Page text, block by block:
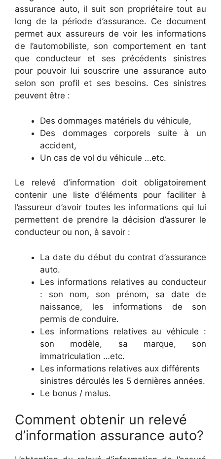
assurance auto, il suit son propriétaire tout au
long de la période d’assurance. Ce document
permet aux assureurs de voir les informations
de l’automobiliste, son comportement en tant
que conducteur et ses précédents sinistres
pour pouvoir lui souscrire une assurance auto
selon son profil et ses besoins. Ces sinistres
peuvent être :
Des dommages matériels du véhicule,
Des dommages corporels suite à un
accident,
Un cas de vol du véhicule …etc.
Le relevé d’information doit obligatoirement
contenir une liste d’éléments pour faciliter à
l’assureur d’avoir toutes les informations qui lui
permettent de prendre la décision d’assurer le
conducteur ou non, à savoir :
La date du début du contrat d’assurance
auto.
Les informations relatives au conducteur
: son nom, son prénom, sa date de
naissance, les informations de son
permis de conduire.
Les informations relatives au véhicule :
son modèle, sa marque, son
immatriculation …etc.
Les informations relatives aux différents
sinistres déroulés les 5 dernières années.
Le bonus / malus.
Comment obtenir un relevé
d’information assurance auto?